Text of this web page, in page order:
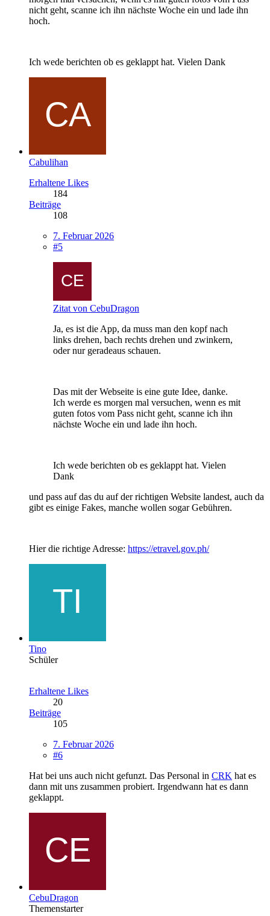
nicht geht, scanne ich ihn nächste Woche ein und lade ihn
hoch.
Ich wede berichten ob es geklappt hat. Vielen Dank
Cabulihan
Erhaltene Likes
184
Beiträge
108
7. Februar 2026
#5
Zitat von CebuDragon
Ja, es ist die App, da muss man den kopf nach
links drehen, bach rechts drehen und zwinkern,
oder nur geradeaus schauen.
Das mit der Webseite is eine gute Idee, danke.
Ich werde es morgen mal versuchen, wenn es mit
guten fotos vom Pass nicht geht, scanne ich ihn
nächste Woche ein und lade ihn hoch.
Ich wede berichten ob es geklappt hat. Vielen
Dank
und pass auf das du auf der richtigen Website landest, auch da
gibt es einige Fakes, manche wollen sogar Gebühren.
Hier die richtige Adresse: https://etravel.gov.ph/
Tino
Schüler
Erhaltene Likes
20
Beiträge
105
7. Februar 2026
#6
Hat bei uns auch nicht gefunzt. Das Personal in CRK hat es
dann mit uns zusammen probiert. Irgendwann hat es dann
geklappt.
CebuDragon
Themenstarter